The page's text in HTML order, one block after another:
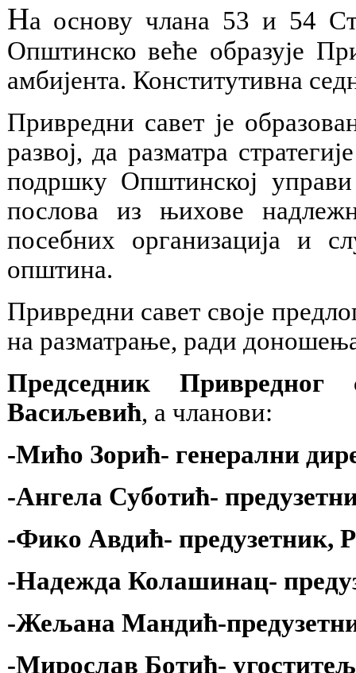
На основу члана 53 и 54
Општинско веће образује
амбијента. Конститутивна
Привредни савет је
развој, да разматра
подршку Општинској
послова из њихове
посебних организација и
општина.
Привредни савет своје
на разматрање, ради
Председник Привредног
Васиљевић, а чланови:
-Мићо Зорић- генерални
-Ангела Суботић-
-Фико Авдић-
-Надежда Колашинац-
-Жељана Мандић-
-Мирослав Ботић-